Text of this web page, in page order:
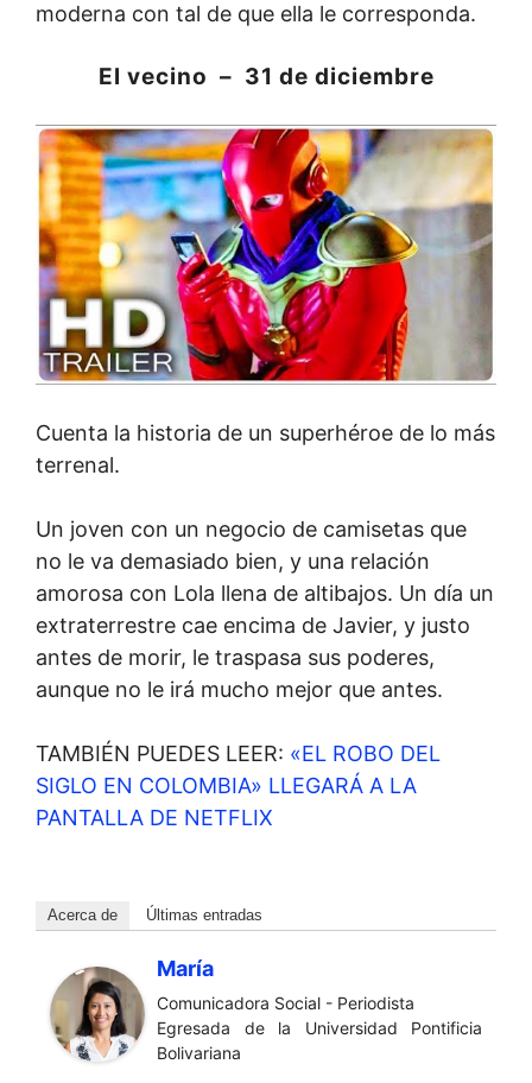
moderna con tal de que ella le corresponda.
El vecino – 31 de diciembre
Cuenta la historia de un superhéroe de lo más
terrenal.
Un joven con un negocio de camisetas que
no le va demasiado bien, y una relación
amorosa con Lola llena de altibajos. Un día un
extraterrestre cae encima de Javier, y justo
antes de morir, le traspasa sus poderes,
aunque no le irá mucho mejor que antes.
TAMBIÉN PUEDES LEER: «EL ROBO DEL
SIGLO EN COLOMBIA» LLEGARÁ A LA
PANTALLA DE NETFLIX
Acerca de Últimas entradas
María
Comunicadora Social - Periodista
Egresada de la Universidad Pontificia
Bolivariana